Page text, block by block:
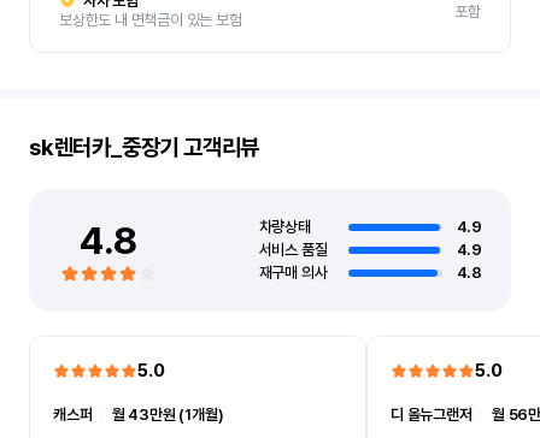
보상한도 내 면책금이 있는 보험
포함
sk렌터카_중장기 고객리뷰
4.8 차량상태
4.9
서비스 품질
4.9
재구매 의사
4.8
5.0
캐스퍼
월 43만원 (1개월)
5.0
디 올뉴그랜저 ㅣ월 56